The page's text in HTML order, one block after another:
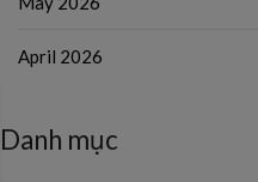
April 2026
Danh mục